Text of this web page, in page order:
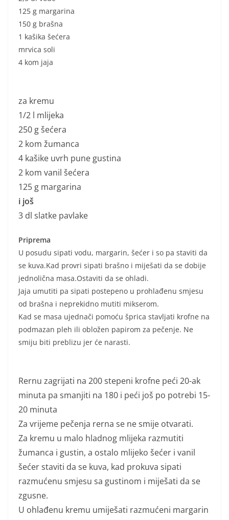
125 g margarina
150 g brašna
1 kašika šećera
mrvica soli
4 kom jaja
za kremu
1/2 l mlijeka
250 g šećera
2 kom žumanca
4 kašike uvrh pune gustina
2 kom vanil šećera
125 g margarina
i još
3 dl slatke pavlake
Priprema
U posudu sipati vodu, margarin, šećer i so pa staviti da
se kuva.Kad provri sipati brašno i miješati da se dobije
jednolična masa.Ostaviti da se ohladi.
Jaja umutiti pa sipati postepeno u prohlađenu smjesu
od brašna i neprekidno mutiti mikserom.
Kad se masa ujednači pomoću šprica stavljati krofne na
podmazan pleh ili obložen papirom za pečenje. Ne
smiju biti preblizu jer će narasti.
Rernu zagrijati na 200 stepeni krofne peći 20-ak
minuta pa smanjiti na 180 i peći još po potrebi 15-
20 minuta
Za vrijeme pečenja rerna se ne smije otvarati.
Za kremu u malo hladnog mlijeka razmutiti
žumanca i gustin, a ostalo mlijeko šećer i vanil
šećer staviti da se kuva, kad prokuva sipati
razmućenu smjesu sa gustinom i miješati da se
zgusne.
U ohlađenu kremu umiješati razmućeni margarin